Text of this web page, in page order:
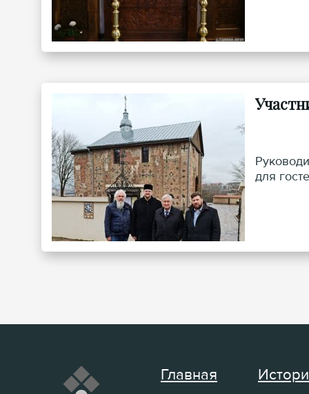
для
Главная